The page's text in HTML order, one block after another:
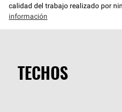
calidad del trabajo realizado por
información
TECHOS